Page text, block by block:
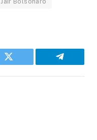
Twitter Telegram